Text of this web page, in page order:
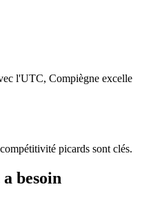
l'UTC, Compiègne excelle
picards sont clés.
a besoin